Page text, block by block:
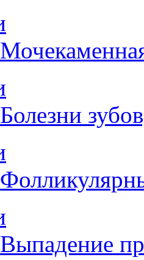
Болезни
Выпадение